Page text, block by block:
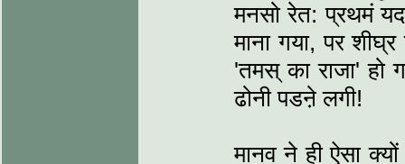
मनसो रेत: प्रथमं
माना गया, पर
'तमस् का राजा' हो
ढोनी पडऩे लगी!
मानव ने ही ऐसा